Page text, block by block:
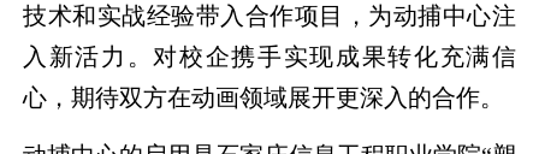
技术和实战经验带入合作项目，为动捕中心注
入新活力。对校企携手实现成果转化充满信
心，期待双方在动画领域展开更深入的合作。